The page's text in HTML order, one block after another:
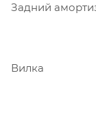
Задний
Вилка